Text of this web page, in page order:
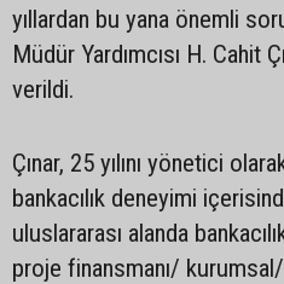
yıllardan bu yana önemli
Müdür Yardımcısı H. Cahit
verildi.
Çınar, 25 yılını yönetici
bankacılık deneyimi
uluslararası alanda
proje finansmanı/